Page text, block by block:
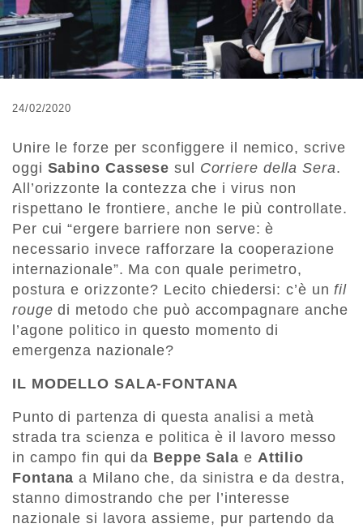
24/02/2020
Unire le forze per sconfiggere il nemico, scrive
oggi Sabino Cassese sul Corriere della Sera.
All’orizzonte la contezza che i virus non
rispettano le frontiere, anche le più controllate.
Per cui “ergere barriere non serve: è
necessario invece rafforzare la cooperazione
internazionale”. Ma con quale perimetro,
postura e orizzonte? Lecito chiedersi: c’è unfil
rouge di metodo che può accompagnare anche
l’agone politico in questo momento di
emergenza nazionale?
IL MODELLO SALA-FONTANA
Punto di partenza di questa analisi a metà
strada tra scienza e politica è il lavoro messo
in campo fin qui da Beppe Sala e Attilio
Fontana a Milano che, da sinistra e da destra,
stanno dimostrando che per l’interesse
nazionale si lavora assieme, pur partendo da